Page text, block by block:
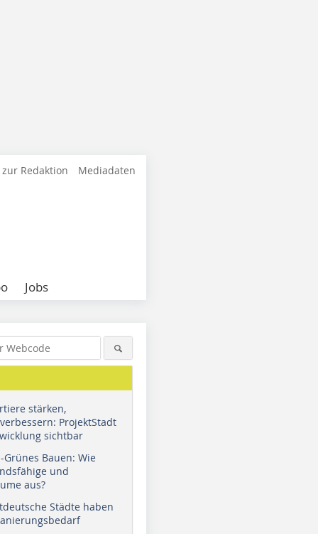
Redaktion Mediadaten
Jobs
stärken,
ProjektStadt
sichtbar
Grünes Bauen: Wie
und
aus?
Städte haben